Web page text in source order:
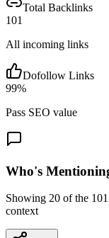
Total Backlinks
101
All incoming links
Dofollow Links
99%
Pass SEO value
Who's
Showing 20 of the 101
context